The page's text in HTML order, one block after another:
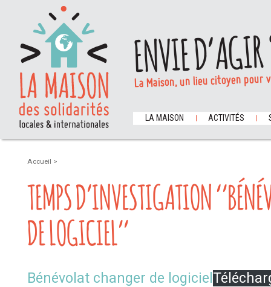
ENVIE
La Maison, un lieu citoyen
LA MAISON ACTIVITÉS
Accueil >
TEMPS D’INVESTIGATION
DE LOGICIEL’’
Bénévolat changer de logiciel